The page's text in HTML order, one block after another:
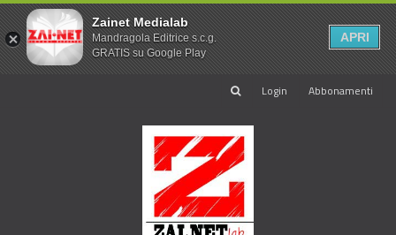
Login Abbonamenti
Zainet Medialab
Mandragola Editrice s.c.g.
GRATIS su Google Play
APRI